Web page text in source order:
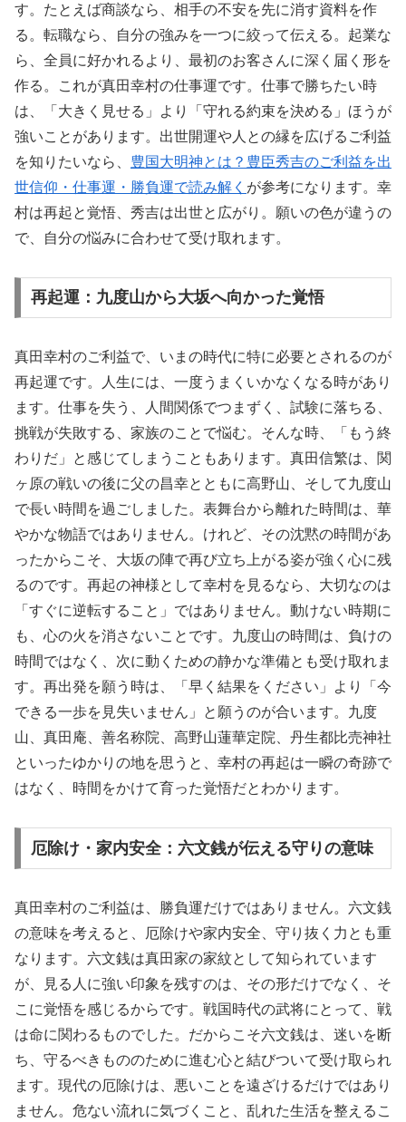
す。たとえば商談なら、相手の不安を先に消す資料を作
る。転職なら、自分の強みを一つに絞って伝える。起業な
ら、全員に好かれるより、最初のお客さんに深く届く形を
作る。これが真田幸村の仕事運です。仕事で勝ちたい時
は、「大きく見せる」より「守れる約束を決める」ほうが
強いことがあります。出世開運や人との縁を広げるご利益
を知りたいなら、 豊国大明神とは？豊臣秀吉のご利益を出
世信仰・仕事運・勝負運で読み解く が参考になります。幸
村は再起と覚悟、秀吉は出世と広がり。願いの色が違うの
で、自分の悩みに合わせて受け取れます。
再起運：九度山から大坂へ向かった覚悟
真田幸村のご利益で、いまの時代に特に必要とされるのが
再起運です。人生には、一度うまくいかなくなる時があり
ます。仕事を失う、人間関係でつまずく、試験に落ちる、
挑戦が失敗する、家族のことで悩む。そんな時、「もう終
わりだ」と感じてしまうこともあります。真田信繁は、関
ヶ原の戦いの後に父の昌幸とともに高野山、そして九度山
で長い時間を過ごしました。表舞台から離れた時間は、華
やかな物語ではありません。けれど、その沈黙の時間があ
ったからこそ、大坂の陣で再び立ち上がる姿が強く心に残
るのです。再起の神様として幸村を見るなら、大切なのは
「すぐに逆転すること」ではありません。動けない時期に
も、心の火を消さないことです。九度山の時間は、負けの
時間ではなく、次に動くための静かな準備とも受け取れま
す。再出発を願う時は、「早く結果をください」より「今
できる一歩を見失いません」と願うのが合います。九度
山、真田庵、善名称院、高野山蓮華定院、丹生都比売神社
といったゆかりの地を思うと、幸村の再起は一瞬の奇跡で
はなく、時間をかけて育った覚悟だとわかります。
厄除け・家内安全：六文銭が伝える守りの意味
真田幸村のご利益は、勝負運だけではありません。六文銭
の意味を考えると、厄除けや家内安全、守り抜く力とも重
なります。六文銭は真田家の家紋として知られています
が、見る人に強い印象を残すのは、その形だけでなく、そ
こに覚悟を感じるからです。戦国時代の武将にとって、戦
は命に関わるものでした。だからこそ六文銭は、迷いを断
ち、守るべきもののために進む心と結びついて受け取られ
ます。現代の厄除けは、悪いことを遠ざけるだけではあり
ません。危ない流れに気づくこと、乱れた生活を整えるこ